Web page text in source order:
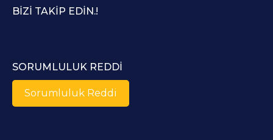
BIZI TAKIP EDIN.!
SORUMLULUK REDDI
Sorumluluk Reddi